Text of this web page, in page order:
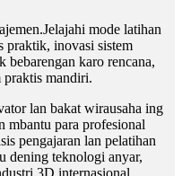
mode latihan
praktik, inovasi sistem
bebarengan karo rencana,
mandiri.
lan bakat wirausaha ing
mbantu para profesional
pengajaran lan pelatihan
dening teknologi anyar,
3D internasional,